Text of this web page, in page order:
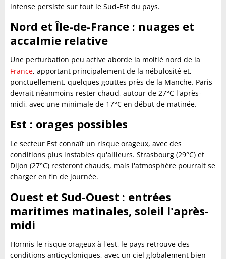
intense persiste sur tout le Sud-Est du pays.
Nord et Île-de-France : nuages et
accalmie relative
Une perturbation peu active aborde la moitié nord de la
France, apportant principalement de la nébulosité et,
ponctuellement, quelques gouttes près de la Manche. Paris
devrait néanmoins rester chaud, autour de 27°C l'après-
midi, avec une minimale de 17°C en début de matinée.
Est : orages possibles
Le secteur Est connaît un risque orageux, avec des
conditions plus instables qu'ailleurs. Strasbourg (29°C) et
Dijon (27°C) resteront chauds, mais l'atmosphère pourrait se
charger en fin de journée.
Ouest et Sud-Ouest : entrées
maritimes matinales, soleil l'après-
midi
Hormis le risque orageux à l'est, le pays retrouve des
conditions anticycloniques, avec un ciel globalement bien